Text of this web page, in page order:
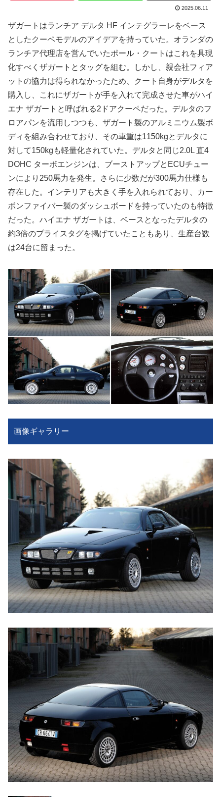
2025.06.11
ザガートはランチア デルタ HF インテグラーレをベース
としたクーペモデルのアイデアを持っていた。オランダの
ランチア代理店を営んでいたポール・クートはこれを具現
化すべくザガートとタッグを組む。しかし、親会社フィア
ットの協力は得られなかったため、クート自身がデルタを
購入し、これにザガートが手を入れて完成させた車がハイ
エナ ザガートと呼ばれる2ドアクーペだった。デルタのフ
ロアパンを流用しつつも、ザガート製のアルミニウム製ボ
ディを組み合わせており、その車重は1150kgとデルタに
対して150kgも軽量化されていた。デルタと同じ2.0L 直4
DOHC ターボエンジンは、ブーストアップとECUチュー
ンにより250馬力を発生。さらに少数だが300馬力仕様も
存在した。インテリアも大きく手を入れられており、カー
ボンファイバー製のダッシュボードを持っていたのも特徴
だった。ハイエナ ザガートは、ベースとなったデルタの
約3倍のプライスタグを掲げていたこともあり、生産台数
は24台に留まった。
画像ギャラリー